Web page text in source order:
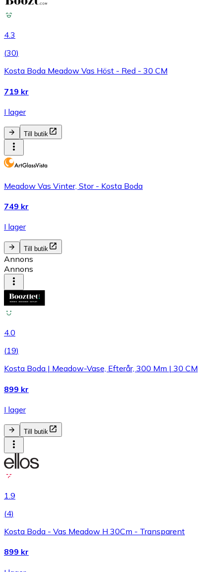
4.3
(30)
Kosta Boda Meadow Vas Höst - Red - 30 CM
719 kr
I lager
Till butik
Meadow Vas Vinter, Stor - Kosta Boda
749 kr
I lager
Till butik
Annons
Annons
4.0
(19)
Kosta Boda | Meadow-Vase, Efterår, 300 Mm | 30 CM
899 kr
I lager
Till butik
1.9
(4)
Kosta Boda - Vas Meadow H 30Cm - Transparent
899 kr